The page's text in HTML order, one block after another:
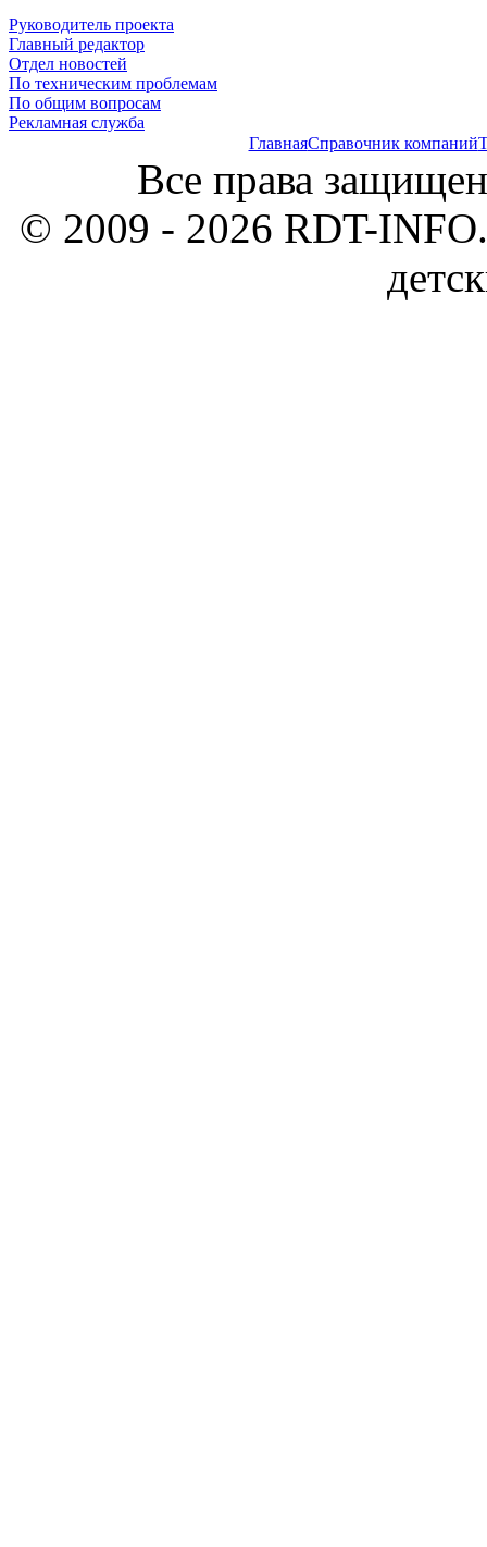
Руководитель проекта
Главный редактор
Отдел новостей
По техническим проблемам
По общим вопросам
Рекламная служба
ГлавнаяСправочник компаний
Все права
© 2009 - 2026 RDT-